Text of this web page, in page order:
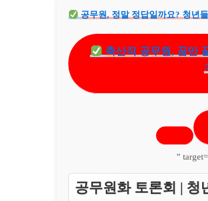
공무원, 정말 정답일까요? 청년
축산직 공무원, 꿈만
”
공무원화 토론회 | 청